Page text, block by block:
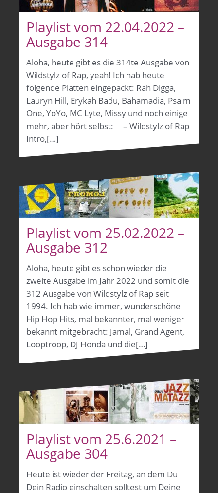
Playlist vom 22.04.2022 –
Ausgabe 314
Aloha, heute gibt es die 314te Ausgabe von
Wildstylz of Rap, yeah! Ich hab heute
folgende Platten eingepackt: Rah Digga,
Lauryn Hill, Erykah Badu, Bahamadia, Psalm
One, YoYo, MC Lyte, Missy und noch einige
mehr, aber hört selbst: – Wildstylz of Rap
Intro,[…]
Playlist vom 25.02.2022 –
Ausgabe 312
Aloha, heute gibt es schon wieder die
zweite Ausgabe im Jahr 2022 und somit die
312 Ausgabe von Wildstylz of Rap seit
1994. Ich hab wie immer, wunderschöne
Hip Hop Hits, mal bekannter, mal weniger
bekannt mitgebracht: Jamal, Grand Agent,
Looptroop, DJ Honda und die[…]
Playlist vom 25.6.2021 –
Ausgabe 304
Heute ist wieder der Freitag, an dem Du
Dein Radio einschalten solltest um Deine